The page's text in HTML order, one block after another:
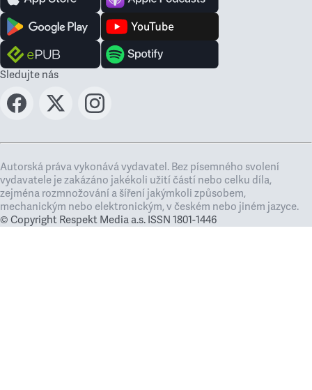
Sledujte nás
Autorská práva vykonává vydavatel. Bez písemného svolení
vydavatele je zakázáno jakékoli užití částí nebo celku díla,
zejména rozmnožování a šíření jakýmkoli způsobem,
mechanickým nebo elektronickým, v českém nebo jiném jazyce.
© Copyright Respekt Media a.s. ISSN 1801-1446